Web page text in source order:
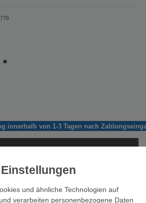
*
innerhalb von 1-3 Tagen nach
und ähnliche Technologien auf
verarbeiten personenbezogene Daten